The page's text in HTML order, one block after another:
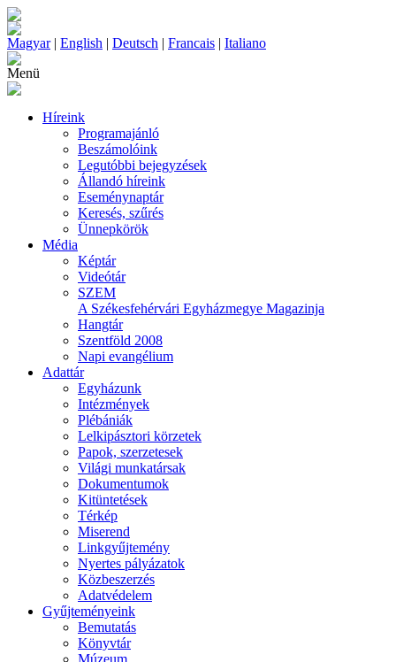
Magyar| English | Deutsch | Francais | Italiano
Menü
Híreink
Programajánló
Beszámolóink
Legutóbbi bejegyzések
Állandó híreink
Eseménynaptár
Keresés, szűrés
Ünnepkörök
Média
Képtár
Videótár
SZEM
A Székesfehérvári Egyházmegye Magazinja
Hangtár
Szentföld 2008
Napi evangélium
Adattár
Egyházunk
Intézmények
Plébániák
Lelkipásztori körzetek
Papok, szerzetesek
Világi munkatársak
Dokumentumok
Kitüntetések
Térkép
Miserend
Linkgyűjtemény
Nyertes pályázatok
Közbeszerzés
Adatvédelem
Gyűjteményeink
Bemutatás
Könyvtár
Múzeum